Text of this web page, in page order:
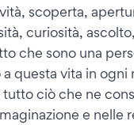
scoperta,
curiosità,
che sono una
questa vita in
tutto ciò che ne
e nelle